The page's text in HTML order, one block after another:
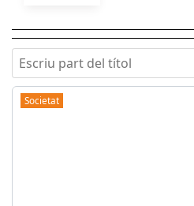
Escriu part del títol
Societat